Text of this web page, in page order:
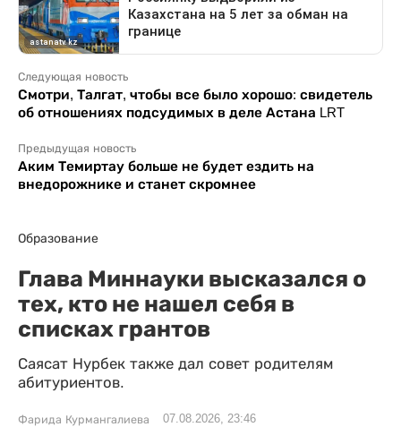
Следующая новость
Смотри, Талгат, чтобы все было хорошо: свидетель
об отношениях подсудимых в деле Астана LRT
Предыдущая новость
Аким Темиртау больше не будет ездить на
внедорожнике и станет скромнее
Образование
Глава Миннауки высказался о
тех, кто не нашел себя в
списках грантов
Саясат Нурбек также дал совет родителям
абитуриентов.
Фарида Курмангалиева 07.08.2026, 23:46